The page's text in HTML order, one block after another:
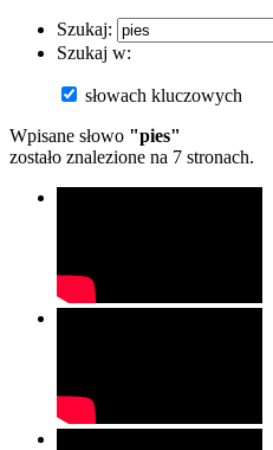
Szukaj:
Szukaj w:
słowach kluczowych
Wpisane słowo "pies"
zostało znalezione na 7 stronach.